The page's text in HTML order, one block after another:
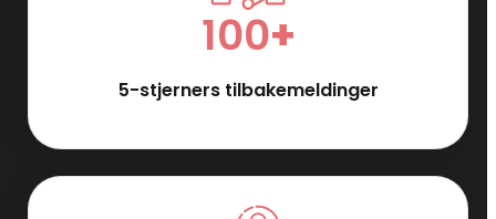
100+
5-stjerners tilbakemeldinger